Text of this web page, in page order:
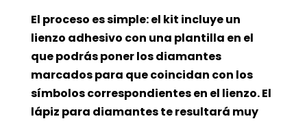
El proceso es simple: el kit incluye un
lienzo adhesivo con una plantilla en el
que podrás poner los diamantes
marcados para que coincidan con los
símbolos correspondientes en el lienzo. El
lápiz para diamantes te resultará muy